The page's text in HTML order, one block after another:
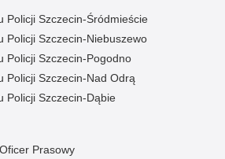
Policji Szczecin-Śródmieście
Policji Szczecin-Niebuszewo
Policji Szczecin-Pogodno
Policji Szczecin-Nad Odrą
Policji Szczecin-Dąbie
Oficer Prasowy